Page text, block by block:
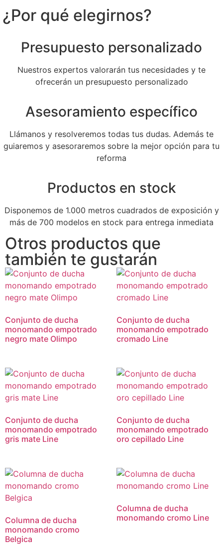
¿Por qué elegirnos?
Presupuesto personalizado
Nuestros expertos valorarán tus necesidades y te
ofrecerán un presupuesto personalizado
Asesoramiento específico
Llámanos y resolveremos todas tus dudas. Además te
guiaremos y asesoraremos sobre la mejor opción para tu
reforma
Productos en stock
Disponemos de 1.000 metros cuadrados de exposición y
más de 700 modelos en stock para entrega inmediata
Otros productos que
también te gustarán
Conjunto de ducha
monomando empotrado
negro mate Olimpo
Conjunto de ducha
monomando empotrado
cromado Line
Conjunto de ducha
monomando empotrado
gris mate Line
Conjunto de ducha
monomando empotrado
oro cepillado Line
Columna de ducha
monomando cromo
Belgica
Columna de ducha
monomando cromo Line